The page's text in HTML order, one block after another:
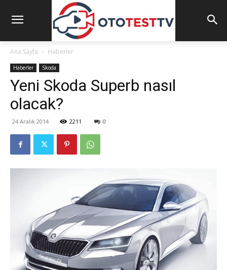
Ana Sayfa Haberler
Haberler Skoda
Yeni Skoda Superb nasıl
olacak?
24 Aralık 2014 2211 0